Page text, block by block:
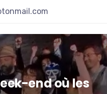
end où les